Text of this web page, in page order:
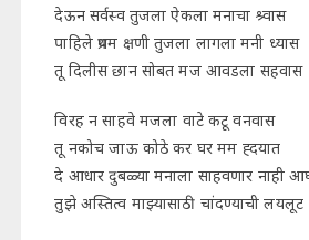
देऊन सर्वस्व तुजला ऐकला मनाचा श्र्वास
पाहिले प्रथम क्षणी तुजला लागला मनी ध्यास
तू दिलीस छान सोबत मज आवडला सहवास
विरह न साहवे मजला वाटे कटू वनवास
तू नकोच जाऊ कोठे कर घर मम ह्दयात
दे आधार दुबळ्या मनाला साहवणार नाही
तुझे अस्तित्व माझ्यासाठी चांदण्याची लयलूट